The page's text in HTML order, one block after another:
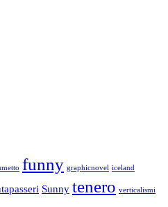
funny graphicnovel iceland
Sunny tenero verticalismi